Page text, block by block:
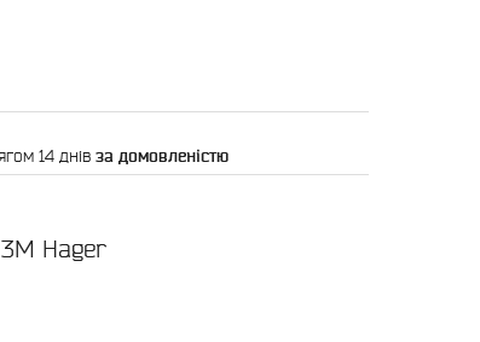
14 днів за домовленістю
Hager